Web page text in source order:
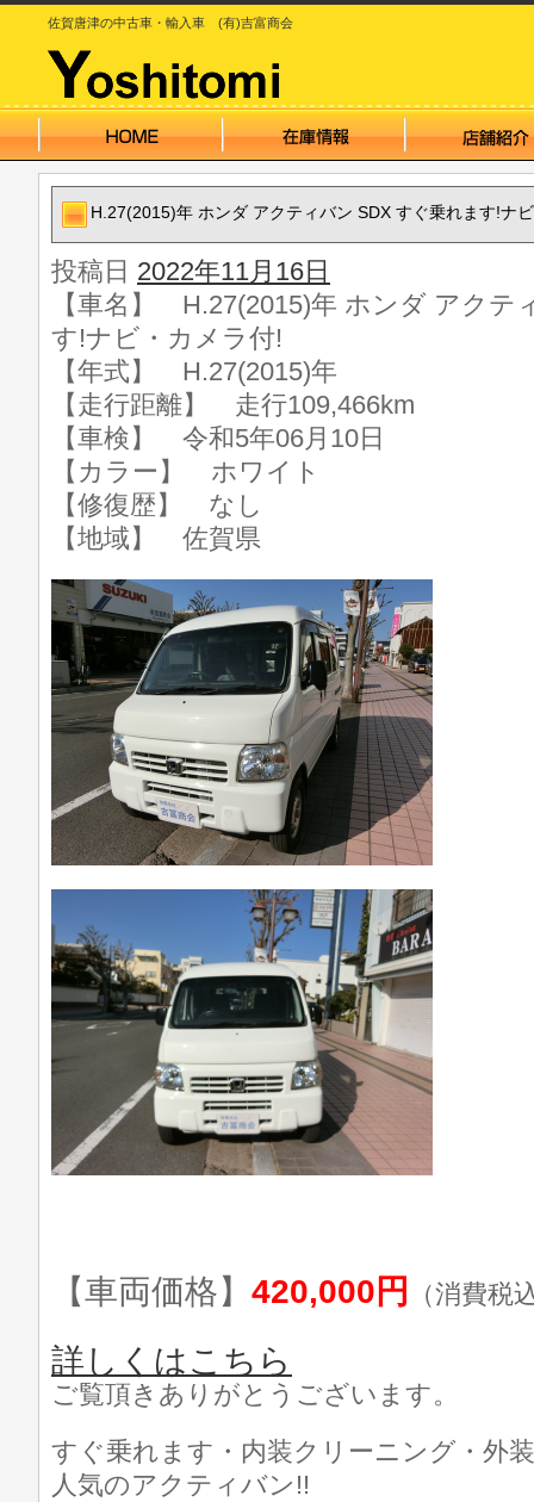
佐賀唐津の中古車・輸入車 (有)吉富商会
H.27(2015)年 ホンダ アクティバン SDX すぐ乗れます!ナ
投稿日 2022年11月16日
【車名】 H.27(2015)年 ホンダ アクテ
す!ナビ・カメラ付!
【年式】 H.27(2015)年
【走行距離】 走行109,466km
【車検】 令和5年06月10日
【カラー】 ホワイト
【修復歴】 なし
【地域】 佐賀県
【車両価格】 420,000円 （消費税
詳しくはこちら
ご覧頂きありがとうございます。
すぐ乗れます・内装クリーニング・外
人気のアクティバン!!